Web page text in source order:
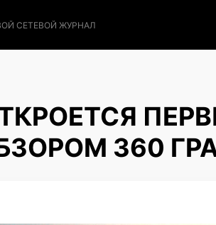
СЕТЕВОЙ ЖУРНАЛ
360